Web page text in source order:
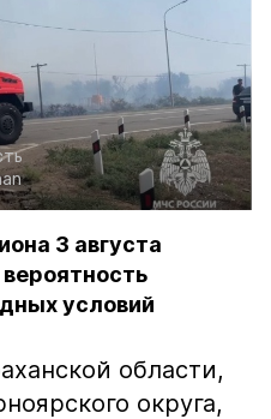
3 августа
условий
области,
округа,